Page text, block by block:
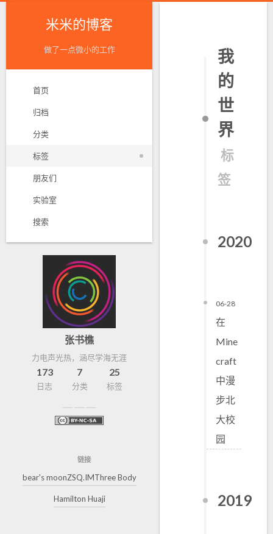
米米的博客
做了一点微小的工作
首页
归档
分类
标签
朋友们
实验室
搜索
张书樵
力电声光热，涵尽学海无涯
173
日志
7
分类
25
标签
链接
bear's moonZSQ.IMThree Body
Hamilton Huaji
我
的
世
界
标
签
2020
06-28
在
Mine
craft
中漫
步北
大校
园
2019